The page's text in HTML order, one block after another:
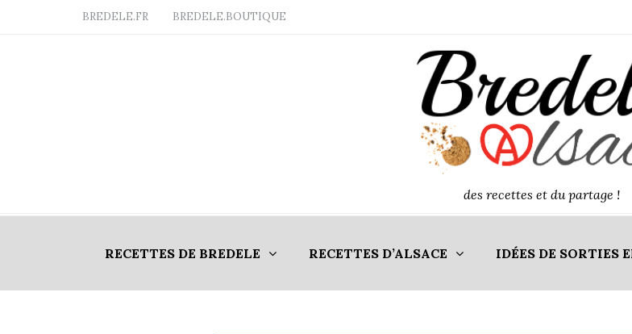
BREDELE.FR BREDELE.BOUTIQUE
des recettes et du partage !
RECETTES DE BREDELE RECETTES D’ALSACE IDÉES DE SORTIES